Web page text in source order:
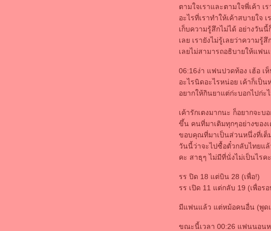
ตามใจเราและตามใจพี่เค้า เ
อะไรที่เราทำให้เค้าสบายใจ
เก็บความรู้สึกไม่ได้ อย่างวันนี้
เลย เรายังไม่รู้เลยว่าความรู้
เลยไม่สามารถอธิบายให้แฟนเ
06:16ง่า แฟนปวดท้อง เฮ้อ เ
อะไรนิดอะไรหน่อย เค้าก็เป็น
อยากให้กินยาแต่ก่ะบอกไปก่ะ
เค้ารักเตงมากนะ ก็อยากจะ
ขึ้น คนที่มาเติมทุกๆอย่างของ
ขอบคุณที่มาเป็นส่วนหนึ่งที่เต็
วันนี้ว่าจะไปซื้อตั๋วกลับไทยแ
คะ สาธุๆ ไม่มีที่นั่งไม่เป็นไรค
รร ปิด 18 แต่บิน 28 (เพื่อ!)
รร เปิด 11 แต่กลับ 19 (เพื่อรอ
มีแฟนแล้ว แต่หม้อคนอื่น (พูด
ขณะนี้เวลา 00:26 แฟนนอนห